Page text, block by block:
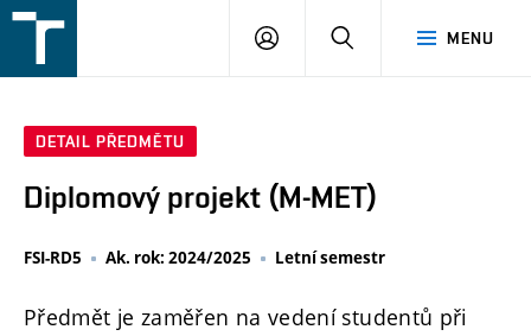
v
MENU
PŘIHLÁŠENÍ
DETAIL PŘEDMĚTU
Diplomový projekt (M-MET)
FSI-RD5 Ak. rok: 2024/2025 Letní semestr
Předmět je zaměřen na vedení studentů při